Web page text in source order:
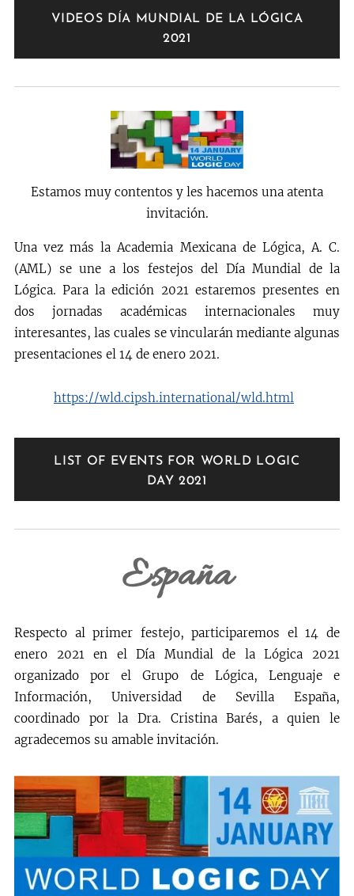
VIDEOS DÍA MUNDIAL DE LA LÓGICA
2021
Estamos muy contentos y les hacemos una atenta
invitación.
Una vez más la Academia Mexicana de Lógica, A. C.
(AML) se une a los festejos del Día Mundial de la
Lógica. Para la edición 2021 estaremos presentes en
dos jornadas académicas internacionales muy
interesantes, las cuales se vincularán mediante algunas
presentaciones el 14 de enero 2021.
https://wld.cipsh.international/wld.html
LIST OF EVENTS FOR WORLD LOGIC
DAY 2021
España
Respecto al primer festejo, participaremos el 14 de
enero 2021 en el Día Mundial de la Lógica 2021
organizado por el Grupo de Lógica, Lenguaje e
Información, Universidad de Sevilla España,
coordinado por la Dra. Cristina Barés, a quien le
agradecemos su amable invitación.